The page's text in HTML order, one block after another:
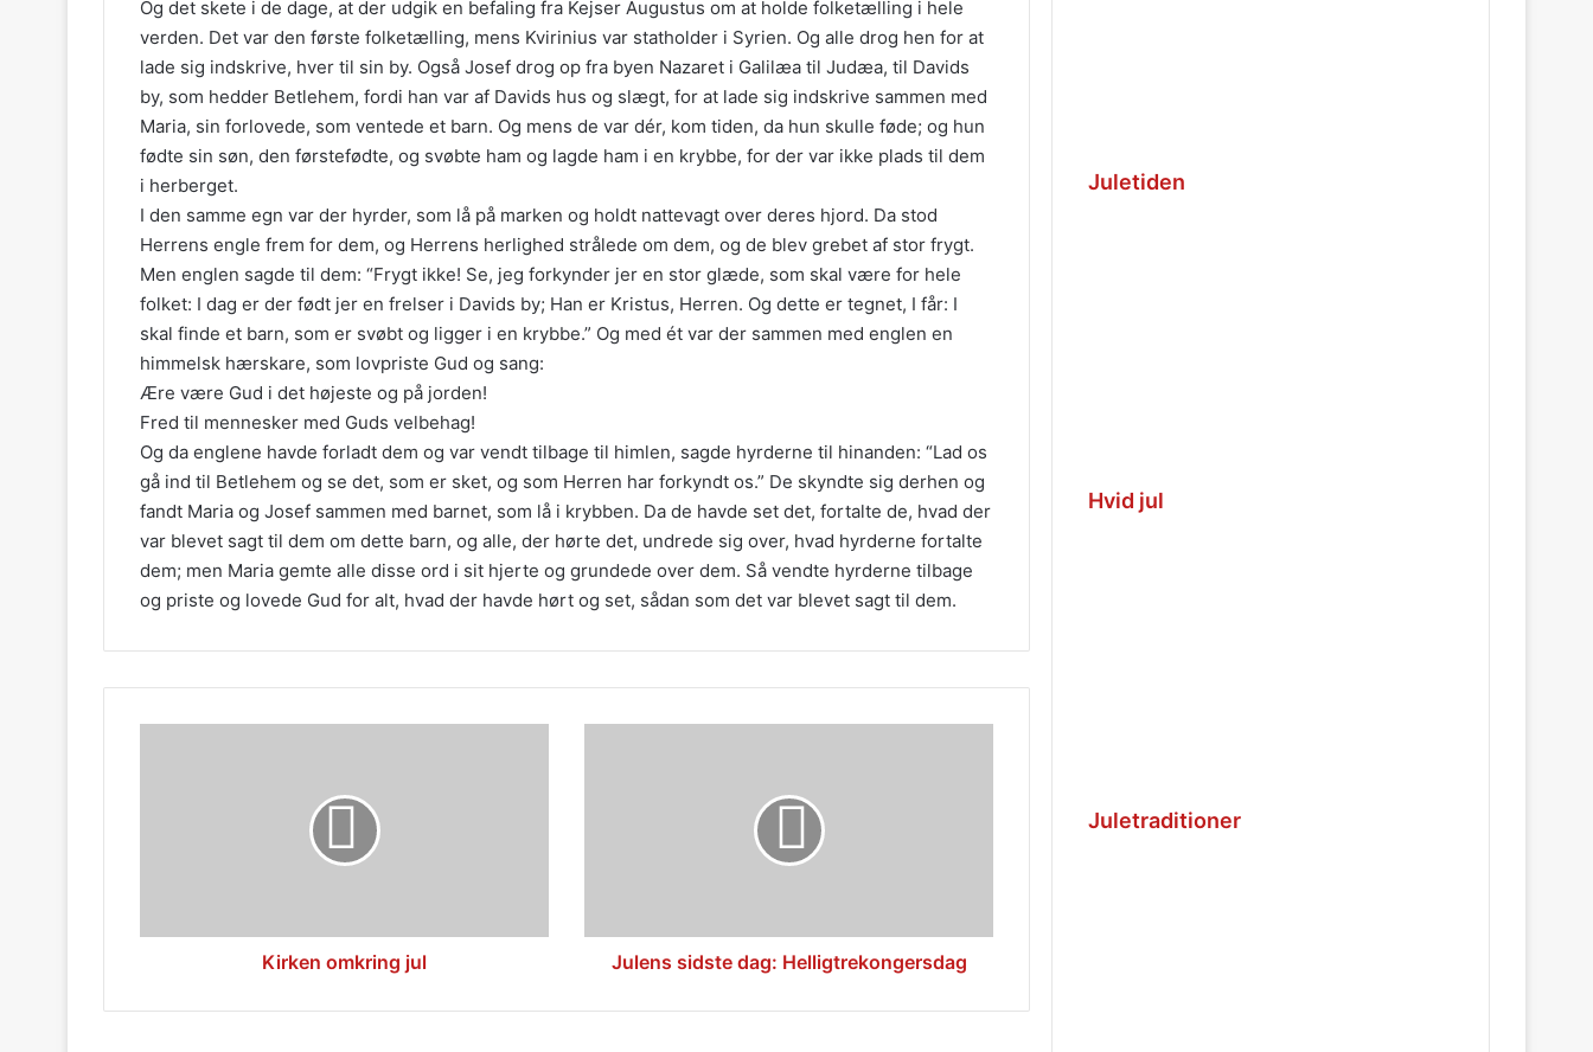
Og det skete i de dage, at der udgik en befaling fra Kejser Augustus om at holde folketælling i hele
verden. Det var den første folketælling, mens Kvirinius var statholder i Syrien. Og alle drog hen for at
lade sig indskrive, hver til sin by. Også Josef drog op fra byen Nazaret i Galilæa til Judæa, til Davids
by, som hedder Betlehem, fordi han var af Davids hus og slægt, for at lade sig indskrive sammen med
Maria, sin forlovede, som ventede et barn. Og mens de var dér, kom tiden, da hun skulle føde; og hun
fødte sin søn, den førstefødte, og svøbte ham og lagde ham i en krybbe, for der var ikke plads til dem
i herberget.
I den samme egn var der hyrder, som lå på marken og holdt nattevagt over deres hjord. Da stod
Herrens engle frem for dem, og Herrens herlighed strålede om dem, og de blev grebet af stor frygt.
Men englen sagde til dem: “Frygt ikke! Se, jeg forkynder jer en stor glæde, som skal være for hele
folket: I dag er der født jer en frelser i Davids by; Han er Kristus, Herren. Og dette er tegnet, I får: I
skal finde et barn, som er svøbt og ligger i en krybbe.” Og med ét var der sammen med englen en
himmelsk hærskare, som lovpriste Gud og sang:
Ære være Gud i det højeste og på jorden!
Fred til mennesker med Guds velbehag!
Og da englene havde forladt dem og var vendt tilbage til himlen, sagde hyrderne til hinanden: “Lad os
gå ind til Betlehem og se det, som er sket, og som Herren har forkyndt os.” De skyndte sig derhen og
fandt Maria og Josef sammen med barnet, som lå i krybben. Da de havde set det, fortalte de, hvad der
var blevet sagt til dem om dette barn, og alle, der hørte det, undrede sig over, hvad hyrderne fortalte
dem; men Maria gemte alle disse ord i sit hjerte og grundede over dem. Så vendte hyrderne tilbage
og priste og lovede Gud for alt, hvad der havde hørt og set, sådan som det var blevet sagt til dem.
Kirken omkring jul Julens sidste dag: Helligtrekongersdag
Juletiden
Hvid jul
Juletraditioner